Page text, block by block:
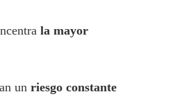
la mayor
un riesgo constante